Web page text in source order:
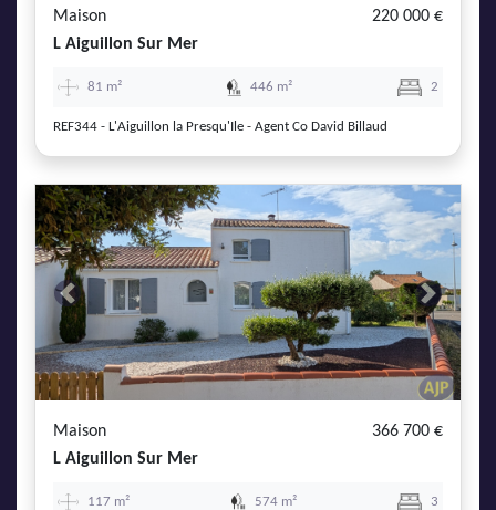
Maison
220 000 €
L Aiguillon Sur Mer
81 m² 446 m² 2
REF344 - L'Aiguillon la Presqu'Ile - Agent Co David Billaud
Previous Next
Maison
366 700 €
L Aiguillon Sur Mer
117 m² 574 m² 3